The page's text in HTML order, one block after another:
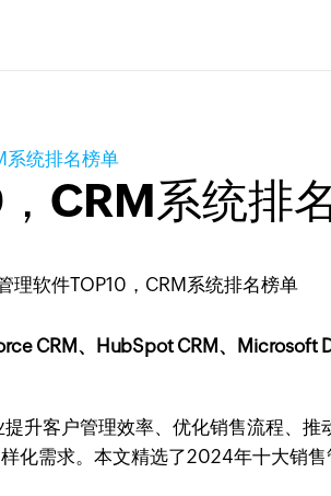
系统排名榜单
CRM系统排
CRM、HubSpot CRM、
提升客户管理效率、优化销售流程、
化需求。本文精选了2024年十大销